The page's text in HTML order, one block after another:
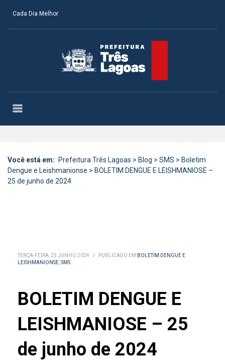
Cada Dia Melhor
Você está em: Prefeitura Três Lagoas > Blog > SMS > Boletim
Dengue e Leishmanionse > BOLETIM DENGUE E LEISHMANIOSE –
25 de junho de 2024
TERÇA-FEIRA, 25 JUNHO 2024 / PUBLICADO EM BOLETIM DENGUE E
LEISHMANIONSE,SMS
BOLETIM DENGUE E
LEISHMANIOSE – 25
de junho de 2024